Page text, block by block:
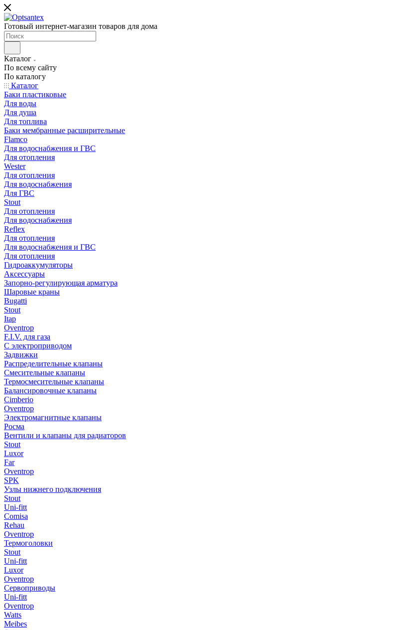
Готовый интернет-магазин товаров для дома
Каталог
По всему сайту
По каталогу
Каталог
Баки пластиковые
Для воды
Для душа
Для топлива
Баки мембранные расширительные
Flamco
Для водоснабжения и ГВС
Для отопления
Wester
Для отопления
Для водоснабжения
Для ГВС
Stout
Для отопления
Для водоснабжения
Reflex
Для отопления
Для водоснабжения и ГВС
Для отопления
Гидроаккумуляторы
Аксессуары
Запорно-регулирующая арматура
Шаровые краны
Bugatti
Stout
Itap
Oventrop
F.I.V. для газа
С электроприводом
Задвижки
Распределительные клапаны
Cмесительные клапаны
Термосмесительные клапаны
Балансировочные клапаны
Cimberio
Oventrop
Электромагнитные клапаны
Росма
Вентили и клапаны для радиаторов
Stout
Luxor
Far
Oventrop
SPK
Узлы нижнего подключения
Stout
Uni-fitt
Comisa
Rehau
Oventrop
Термоголовки
Stout
Uni-fitt
Luxor
Oventrop
Сервоприводы
Uni-fitt
Oventrop
Watts
Meibes